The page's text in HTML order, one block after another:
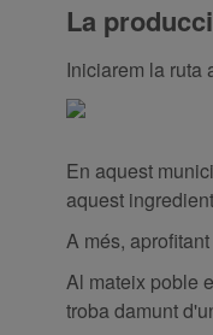
La
Iniciarem la ruta
En aquest
aquest
A més,
Al mateix poble
troba damunt